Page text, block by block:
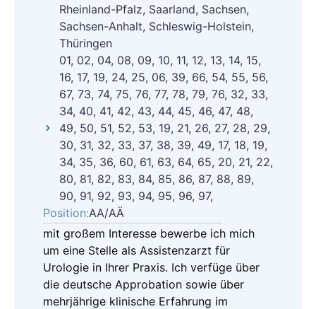
Rheinland-Pfalz, Saarland, Sachsen,
Sachsen-Anhalt, Schleswig-Holstein,
Thüringen
01, 02, 04, 08, 09, 10, 11, 12, 13, 14, 15,
16, 17, 19, 24, 25, 06, 39, 66, 54, 55, 56,
67, 73, 74, 75, 76, 77, 78, 79, 76, 32, 33,
34, 40, 41, 42, 43, 44, 45, 46, 47, 48,
49, 50, 51, 52, 53, 19, 21, 26, 27, 28, 29,
30, 31, 32, 33, 37, 38, 39, 49, 17, 18, 19,
34, 35, 36, 60, 61, 63, 64, 65, 20, 21, 22,
80, 81, 82, 83, 84, 85, 86, 87, 88, 89,
90, 91, 92, 93, 94, 95, 96, 97,
Position:AA/AÄ
mit großem Interesse bewerbe ich mich
um eine Stelle als Assistenzarzt für
Urologie in Ihrer Praxis. Ich verfüge über
die deutsche Approbation sowie über
mehrjährige klinische Erfahrung im